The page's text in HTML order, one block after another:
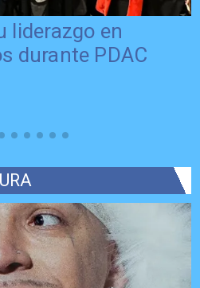
liderazgo en
durante PDAC